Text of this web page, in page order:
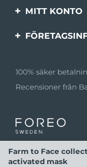
Kontakta oss
MITT KONTO
Affiliateprogram
Affiliate-nyheter
Återförsäljare
100% säker
Recensioner från
Farm to Face
activated mask